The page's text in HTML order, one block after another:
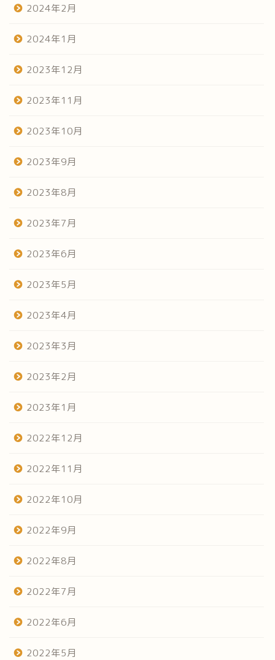
2024年2月
2024年1月
2023年12月
2023年11月
2023年10月
2023年9月
2023年8月
2023年7月
2023年6月
2023年5月
2023年4月
2023年3月
2023年2月
2023年1月
2022年12月
2022年11月
2022年10月
2022年9月
2022年8月
2022年7月
2022年6月
2022年5月